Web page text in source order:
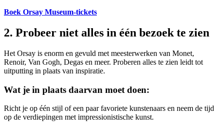
Boek Orsay Museum-tickets
2. Probeer niet alles in één bezoek te zien
Het Orsay is enorm en gevuld met meesterwerken van Monet,
Renoir, Van Gogh, Degas en meer. Proberen alles te zien leidt tot
uitputting in plaats van inspiratie.
Wat je in plaats daarvan moet doen:
Richt je op één stijl of een paar favoriete kunstenaars en neem de tijd
op de verdiepingen met impressionistische kunst.